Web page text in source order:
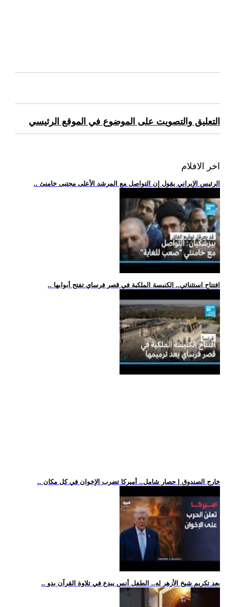
التعليق والتصويت على الموضوع في الموقع الرئيسي
اخر الافلام
.. الرئيس الإيراني يقول إن التواصل مع المرشد الأعلى مجتبى خامنئ
.. افتتاح استثنائي.. الكنيسة الملكية في قصر فرساي تفتح أبوابها
.. خارج الصندوق | حصار شامل.. أميركا تضرب الإخوان في كل مكان
.. بعد تكريم شيخ الأزهر له.. الطفل أنس يبدع في تلاوة القرآن بدو